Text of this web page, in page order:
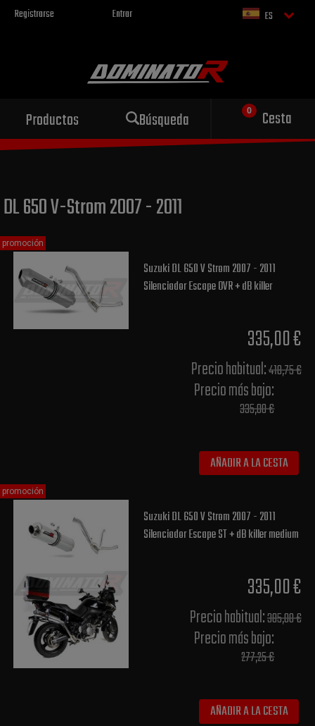
Registrarse Entrar ES
Productos Búsqueda Cesta
Escape deportivo
para tu motocicleta
DL 650 V-Strom 2007 - 2011
Suzuki DL 650 V Strom 2007 - 2011
Silenciador Escape OVR + dB killer
335,00 €
Precio habitual​:418,75 €
Precio más bajo​:
335,00 €
AÑADIR A LA CESTA
promoción
Suzuki DL 650 V Strom 2007 - 2011
Silenciador Escape ST + dB killer medium
335,00 €
Precio habitual​:385,00 €
Precio más bajo​:
277,25 €
AÑADIR A LA CESTA
promoción